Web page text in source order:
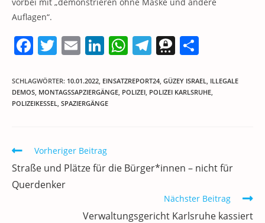
Auflagen“.
F
c
e
o
k
T
itt
er
E
ai
l
Li
k
e
W
at
s
p
T
e
gr
T
re
e
le
n
SCHLAGWÖRTER: 10.01.2022 EINSATZREPORT24 GÜZEY ISRAEL
ILLEGALE
DEMOS MONTAGSSAPZIERGÄNGE POLIZEI POLIZEI KARLSRUHE
POLIZEIKESSEL SPAZIERGÄNGE
Weitere
ansehen
Vorheriger Beitrag
Straße und Plätze für die Bürger*innen – nicht für
Querdenker
Nächster Beitrag
Verwaltungsgericht Karlsruhe kassiert